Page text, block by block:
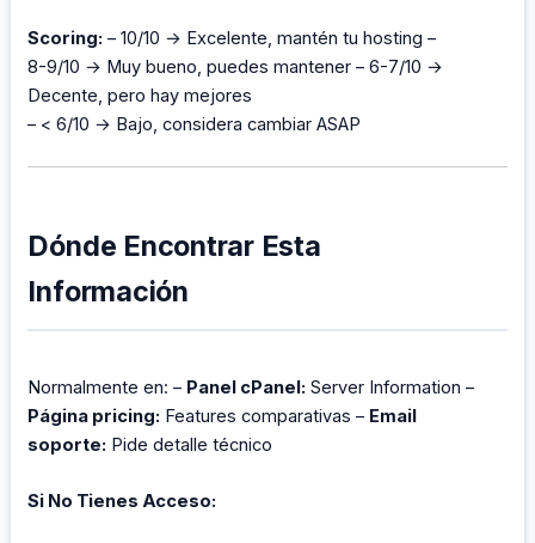
Scoring: – 10/10 → Excelente, mantén tu hosting –
8-9/10 → Muy bueno, puedes mantener – 6-7/10 →
Decente, pero hay mejores
– < 6/10 → Bajo, considera cambiar ASAP
Dónde Encontrar Esta
Información
Normalmente en: – Panel cPanel: Server Information –
Página pricing: Features comparativas – Email
soporte: Pide detalle técnico
Si No Tienes Acceso: